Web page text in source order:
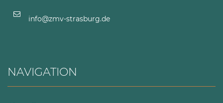
info@zmv-strasburg.de
NAVIGATION